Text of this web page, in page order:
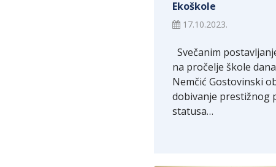
Ekoškole
17.10.2023.
Svečanim
na pročelje škole
Nemčić Gostovinski
dobivanje prestižnog
statusa…